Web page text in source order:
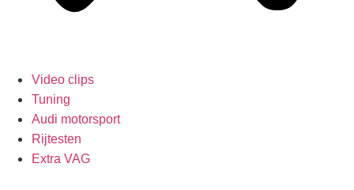
Video clips
Tuning
Audi motorsport
Rijtesten
Extra VAG